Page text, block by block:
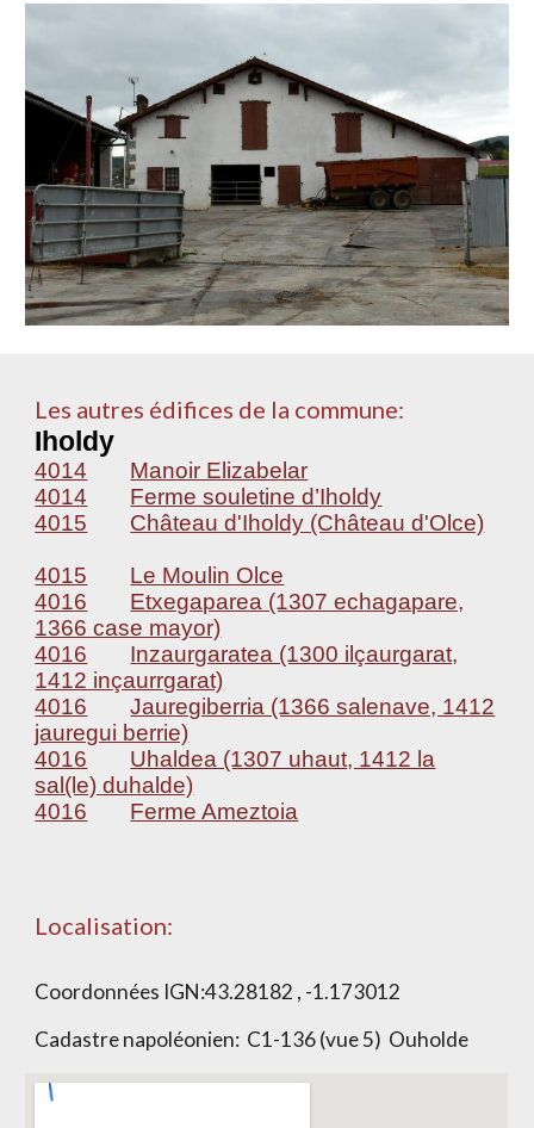
Les autres édifices de la commune:
Iholdy
4014
Manoir Elizabelar
4014
Ferme souletine d’Iholdy
4015
Château d'Iholdy (Château d'Olce)
4015
Le Moulin Olce
4016
Etxegaparea (1307 echagapare,
1366 case mayor)
4016
Inzaurgaratea (1300 ilçaurgarat,
1412 inçaurrgarat)
4016
Jauregiberria (1366 salenave, 1412
jauregui berrie)
4016
Uhaldea (1307 uhaut, 1412 la
sal(le) duhalde)
4016
Ferme Ameztoia
Localisation:
Coordonnées IGN:43.28182 , -1.173012
Cadastre napoléonien: C1-136 (vue 5) Ouholde